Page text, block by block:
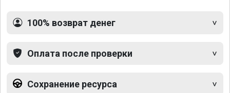
100% возврат денег
Оплата после проверки
Сохранение ресурса